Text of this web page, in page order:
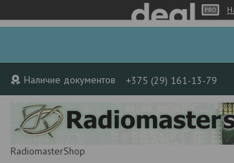
Наличие документов +375 (29) 161-13-79
RadiomasterShop